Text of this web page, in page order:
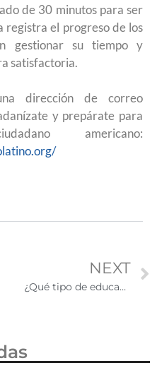
de 30 minutos para ser
registra el progreso de los
gestionar su tiempo y
satisfactoria.
dirección de correo
y prepárate para
americano:
NEXT
¿Qué tipo de educación tienen los migrantes en Estados Unidos y cómo pueden mejorarla?